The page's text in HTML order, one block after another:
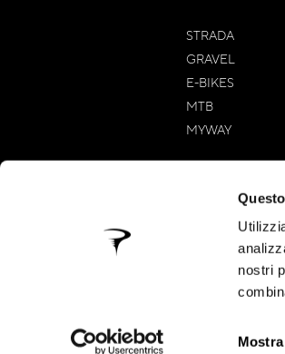
nostri
STRADA
GRAVEL
E-BIKES
MTB
MYWAY